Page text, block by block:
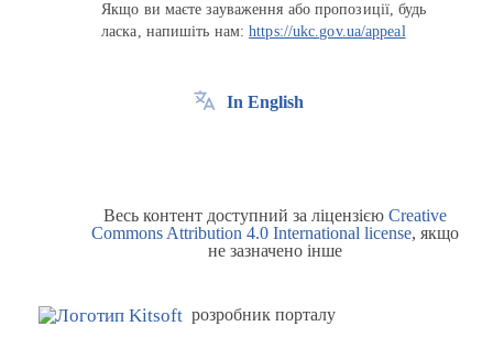
Якщо ви маєте зауваження або пропозиції, будь
ласка, напишіть нам:https://ukc.gov.ua/appeal
In English
Весь контент доступний за ліцензією Creative
Commons Attribution 4.0 International license, якщо
не зазначено інше
розробник порталу